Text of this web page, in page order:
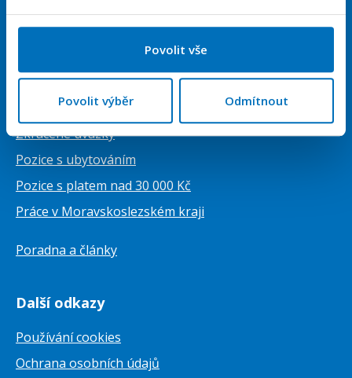
Povolit vše
Povolit výběr Odmítnout
Přihlásit se
Vytvořit životopis ZDARMA
Upozornění na nové nabídky
Nabídky práce
Zkrácené úvazky
Pozice s ubytováním
Pozice s platem nad 30 000 Kč
Práce v Moravskoslezském kraji
Poradna a články
Další odkazy
Používání cookies
Ochrana osobních údajů